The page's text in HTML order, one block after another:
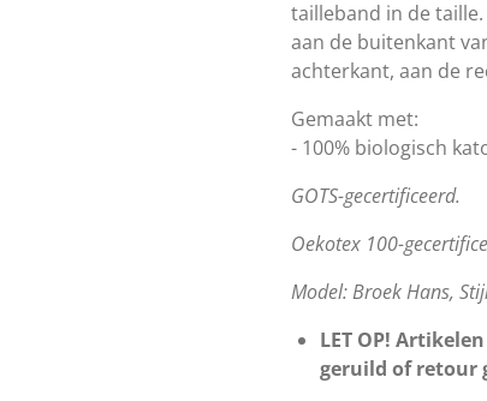
tailleband in de
aan de buitenkant
achterkant, aan de
Gemaakt met:
- 100% biologisch
GOTS-gecertificeerd.
Oekotex 100-
Model: Broek Hans,
LET OP!
geruild of retour